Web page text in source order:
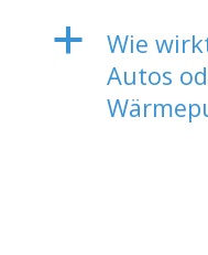
a
Wie
Autos